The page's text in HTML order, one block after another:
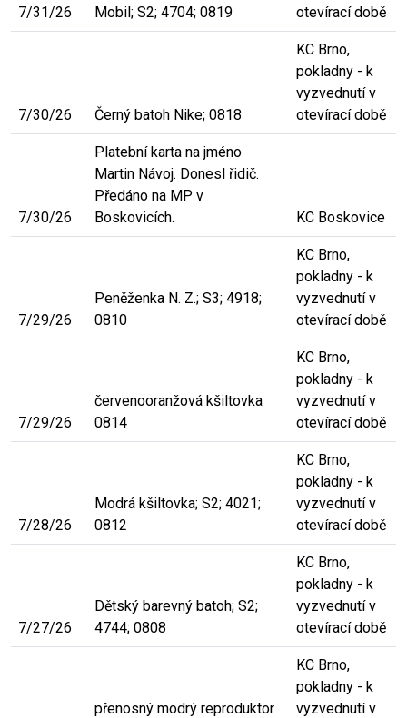
7/31/26 Mobil; S2; 4704; 0819
otevírací době
7/30/26 Černý batoh Nike; 0818
KC Brno,
pokladny - k
vyzvednutí v
otevírací době
7/30/26
Platební karta na jméno
Martin Návoj. Donesl řidič.
Předáno na MP v
Boskovicích.
KC Boskovice
7/29/26
Peněženka N. Z.; S3; 4918;
0810
KC Brno,
pokladny - k
vyzvednutí v
otevírací době
7/29/26
červenooranžová kšiltovka
0814
KC Brno,
pokladny - k
vyzvednutí v
otevírací době
7/28/26
Modrá kšiltovka; S2; 4021;
0812
KC Brno,
pokladny - k
vyzvednutí v
otevírací době
7/27/26
Dětský barevný batoh; S2;
4744; 0808
KC Brno,
pokladny - k
vyzvednutí v
otevírací době
přenosný modrý reproduktor
KC Brno,
pokladny - k
vyzvednutí v